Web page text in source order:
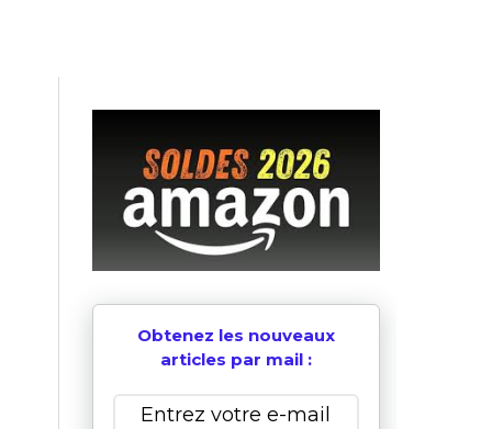
Obtenez les nouveaux
articles par mail :